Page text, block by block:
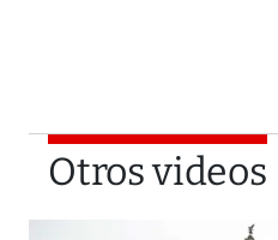
Otros videos